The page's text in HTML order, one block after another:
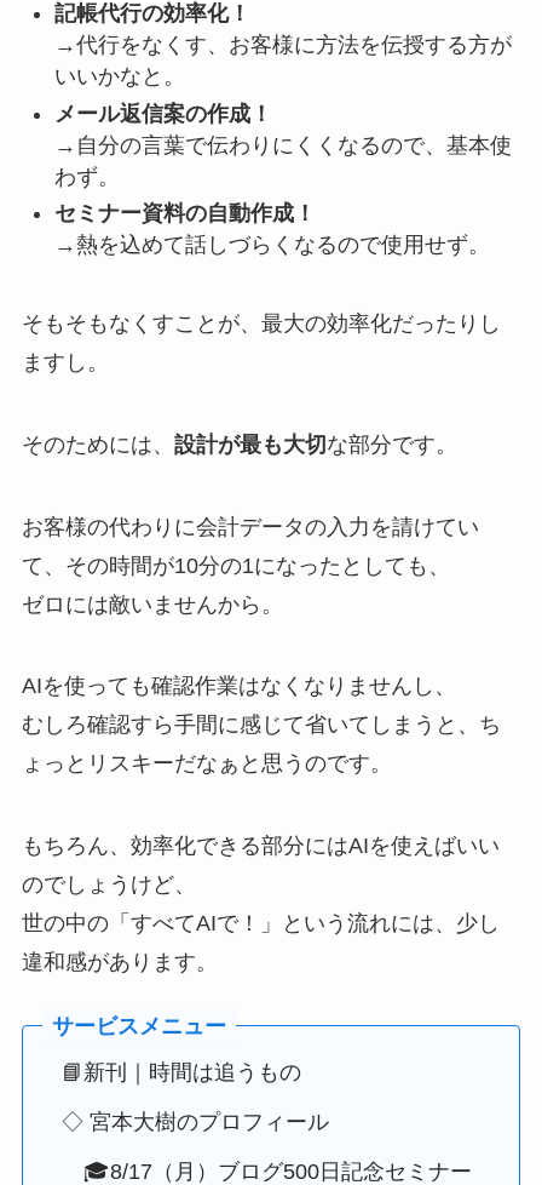
記帳代行の効率化！
→代行をなくす、お客様に方法を伝授する方が
いいかなと。
メール返信案の作成！
→自分の言葉で伝わりにくくなるので、基本使
わず。
セミナー資料の自動作成！
→熱を込めて話しづらくなるので使用せず。
そもそもなくすことが、最大の効率化だったりし
ますし。
そのためには、 設計が最も大切な部分です。
お客様の代わりに会計データの入力を請けてい
て、その時間が10分の1になったとしても、
ゼロには敵いませんから。
AIを使っても確認作業はなくなりませんし、
むしろ確認すら手間に感じて省いてしまうと、ち
ょっとリスキーだなぁと思うのです。
もちろん、効率化できる部分にはAIを使えばいい
のでしょうけど、
世の中の「すべてAIで！」という流れには、少し
違和感があります。
📘新刊｜時間は追うもの
◇ 宮本大樹のプロフィール
🎓8/17（月）ブログ500日記念セミナー